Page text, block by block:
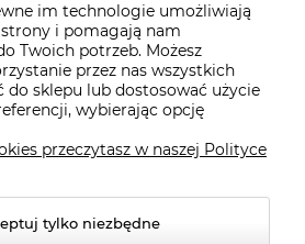
im technologie umożliwiają
strony i pomagają nam
Twoich potrzeb. Możesz
przez nas wszystkich
do sklepu lub dostosować użycie
wybierając opcję
przeczytasz w naszej Polityce
tylko niezbędne